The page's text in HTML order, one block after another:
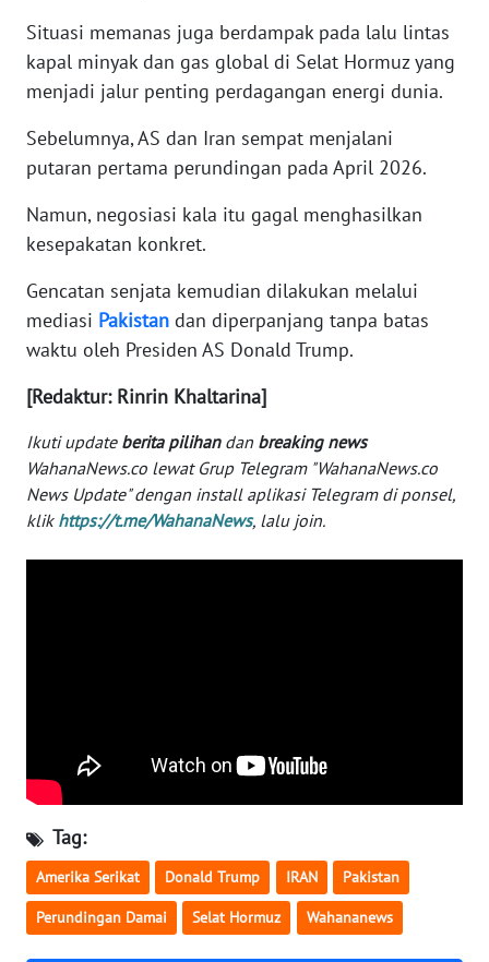
Situasi memanas juga berdampak pada lalu lintas
kapal minyak dan gas global di Selat Hormuz yang
menjadi jalur penting perdagangan energi dunia.
Sebelumnya, AS dan Iran sempat menjalani
putaran pertama perundingan pada April 2026.
Namun, negosiasi kala itu gagal menghasilkan
kesepakatan konkret.
Gencatan senjata kemudian dilakukan melalui
mediasi Pakistan dan diperpanjang tanpa batas
waktu oleh Presiden AS Donald Trump.
[Redaktur: Rinrin Khaltarina]
Ikuti update berita pilihandan breaking news
WahanaNews.co lewat Grup Telegram "WahanaNews.co
News Update" dengan install aplikasi Telegram di ponsel,
klik https://t.me/WahanaNews, lalu join.
Tag:
Amerika Serikat Donald Trump IRAN Pakistan
Perundingan Damai Selat Hormuz Wahananews
WN
SERAMBI
WN
NTB
WN
SULBAR
WN
BABEL
BENGKULU
LAMPUNG
JATENG